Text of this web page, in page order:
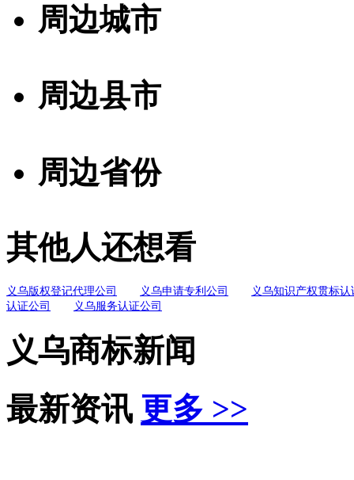
周边城市
周边县市
周边省份
其他人还想看
义乌版权登记代理公司 义乌申请专利公司
义乌知识产权贯标认
认证公司
义乌服务认证公司
义乌商标新闻
最新资讯 更多 >>